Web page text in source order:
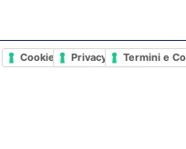
Cookie PolicyPrivacy PolicyTermini e